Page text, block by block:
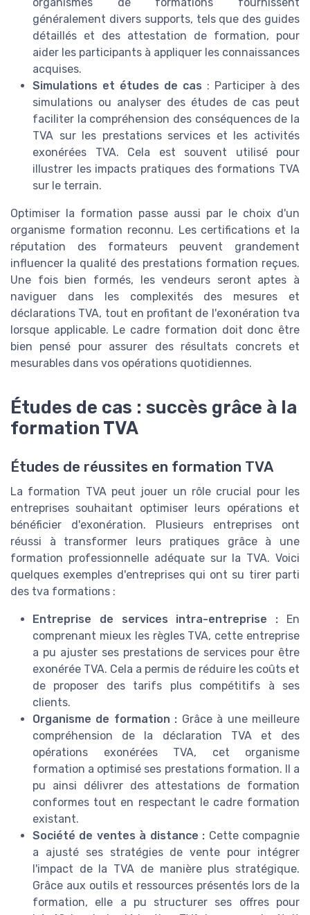
organismes de formations fournissent
généralement divers supports, tels que des guides
détaillés et des attestation de formation, pour
aider les participants à appliquer les connaissances
acquises.
Simulations et études de cas : Participer à des
simulations ou analyser des études de cas peut
faciliter la compréhension des conséquences de la
TVA sur les prestations services et les activités
exonérées TVA. Cela est souvent utilisé pour
illustrer les impacts pratiques des formations TVA
sur le terrain.
Optimiser la formation passe aussi par le choix d'un
organisme formation reconnu. Les certifications et la
réputation des formateurs peuvent grandement
influencer la qualité des prestations formation reçues.
Une fois bien formés, les vendeurs seront aptes à
naviguer dans les complexités des mesures et
déclarations TVA, tout en profitant de l'exonération tva
lorsque applicable. Le cadre formation doit donc être
bien pensé pour assurer des résultats concrets et
mesurables dans vos opérations quotidiennes.
Études de cas : succès grâce à la
formation TVA
Études de réussites en formation TVA
La formation TVA peut jouer un rôle crucial pour les
entreprises souhaitant optimiser leurs opérations et
bénéficier d'exonération. Plusieurs entreprises ont
réussi à transformer leurs pratiques grâce à une
formation professionnelle adéquate sur la TVA. Voici
quelques exemples d'entreprises qui ont su tirer parti
des tva formations :
Entreprise de services intra-entreprise : En
comprenant mieux les règles TVA, cette entreprise
a pu ajuster ses prestations de services pour être
exonérée TVA. Cela a permis de réduire les coûts et
de proposer des tarifs plus compétitifs à ses
clients.
Organisme de formation : Grâce à une meilleure
compréhension de la déclaration TVA et des
opérations exonérées TVA, cet organisme
formation a optimisé ses prestations formation. Il a
pu ainsi délivrer des attestations de formation
conformes tout en respectant le cadre formation
existant.
Société de ventes à distance : Cette compagnie
a ajusté ses stratégies de vente pour intégrer
l'impact de la TVA de manière plus stratégique.
Grâce aux outils et ressources présentés lors de la
formation, elle a pu structurer ses offres pour